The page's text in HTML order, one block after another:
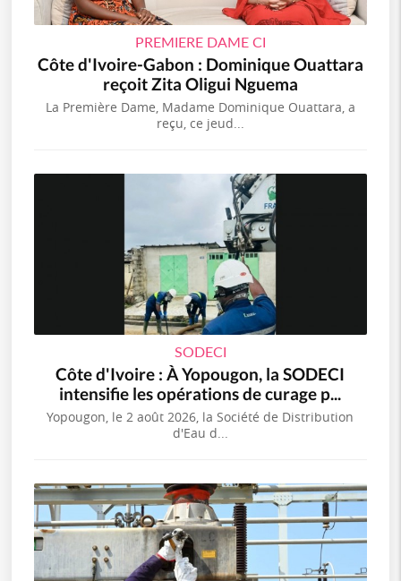
PREMIERE DAME CI
Côte d'Ivoire-Gabon : Dominique Ouattara
reçoit Zita Oligui Nguema
La Première Dame, Madame Dominique Ouattara, a
reçu, ce jeud...
SODECI
Côte d'Ivoire : À Yopougon, la SODECI
intensifie les opérations de curage p...
Yopougon, le 2 août 2026, la Société de Distribution
d'Eau d...